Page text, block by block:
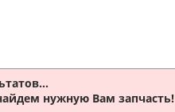
нужную Вам запчасть!